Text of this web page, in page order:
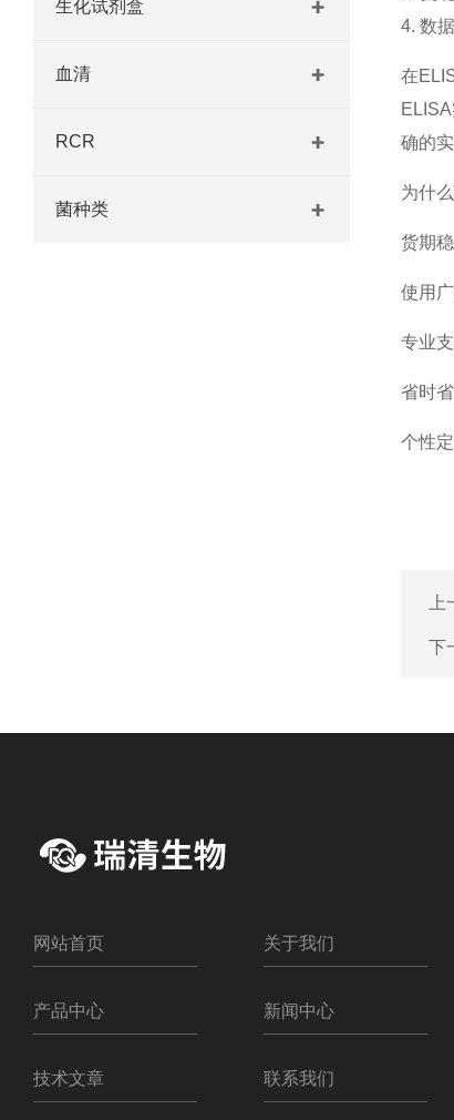
生化试剂盒
血清
RCR
菌种类
4. 数据
在
确的
为什
货期
使用
专业
省时
个性
上
下
网站首页 关于我们
产品中心 新闻中心
技术文章 联系我们